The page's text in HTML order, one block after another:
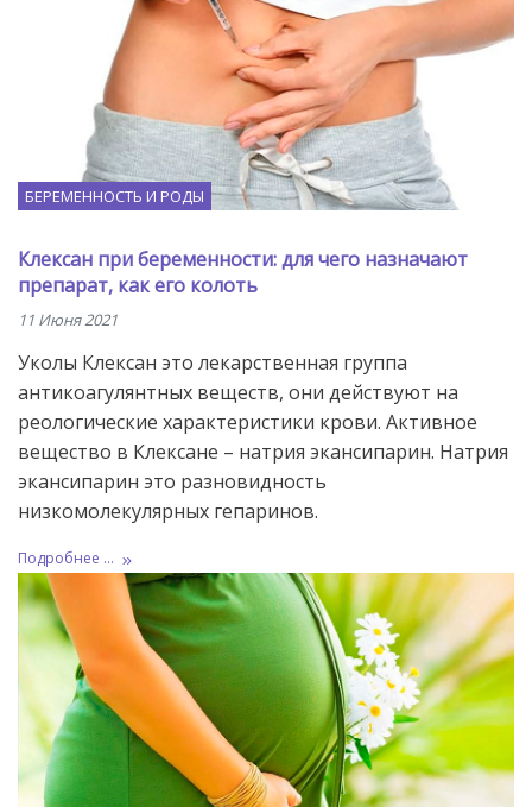
БЕРЕМЕННОСТЬ И РОДЫ
Клексан при беременности: для чего назначают
препарат, как его колоть
11 Июня 2021
Уколы Клексан это лекарственная группа
антикоагулянтных веществ, они действуют на
реологические характеристики крови. Активное
вещество в Клексане – натрия экансипарин. Натрия
экансипарин это разновидность
низкомолекулярных гепаринов.
Подробнее ...